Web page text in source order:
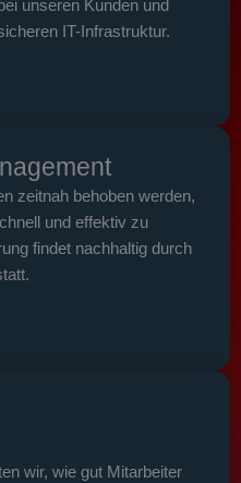
unseren Kunden und
IT-Infrastruktur.
zeitnah behoben werden,
und effektiv zu
findet nachhaltig durch
wir, wie gut Mitarbeiter